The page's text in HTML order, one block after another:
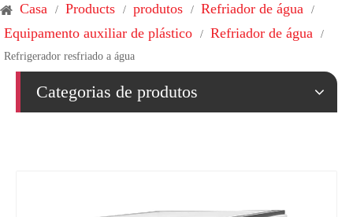
Casa / Products / produtos / Refriador de água /
Equipamento auxiliar de plástico / Refriador de água
/
Refrigerador resfriado a água
Categorias de produtos